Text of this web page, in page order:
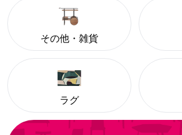
その他・雑貨
ラグ